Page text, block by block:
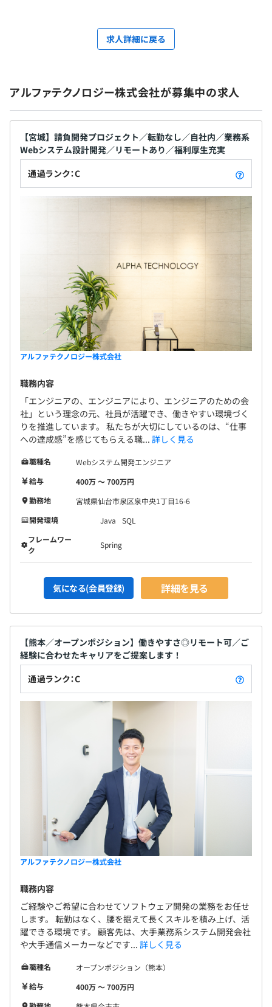
求人詳細に戻る
アルファテクノロジー株式会社が募集中の求人
【宮城】請負開発プロジェクト／転勤なし／自社内／業務系
Webシステム設計開発／リモートあり／福利厚生充実
通過ランク：C
アルファテクノロジー株式会社
職務内容
「エンジニアの、エンジニアにより、エンジニアのための会
社」という理念の元、社員が活躍でき、働きやすい環境づく
りを推進しています。 私たちが大切にしているのは、“仕事
への達成感”を感じてもらえる職... 詳しく見る
職種名
Webシステム開発エンジニア
給与
400万 〜 700万円
勤務地
宮城県仙台市泉区泉中央1丁目16-6
開発環境
Java
SQL
フレームワー
ク
Spring
気になる(会員登録) 詳細を見る
【熊本／オープンポジション】働きやすさ◎リモート可／ご
経験に合わせたキャリアをご提案します！
通過ランク：C
アルファテクノロジー株式会社
職務内容
ご経験やご希望に合わせてソフトウェア開発の業務をお任せ
します。 転勤はなく、腰を据えて長くスキルを積み上げ、活
躍できる環境です。 顧客先は、大手業務系システム開発会社
や大手通信メーカーなどです... 詳しく見る
職種名
オープンポジション（熊本）
給与
400万 〜 700万円